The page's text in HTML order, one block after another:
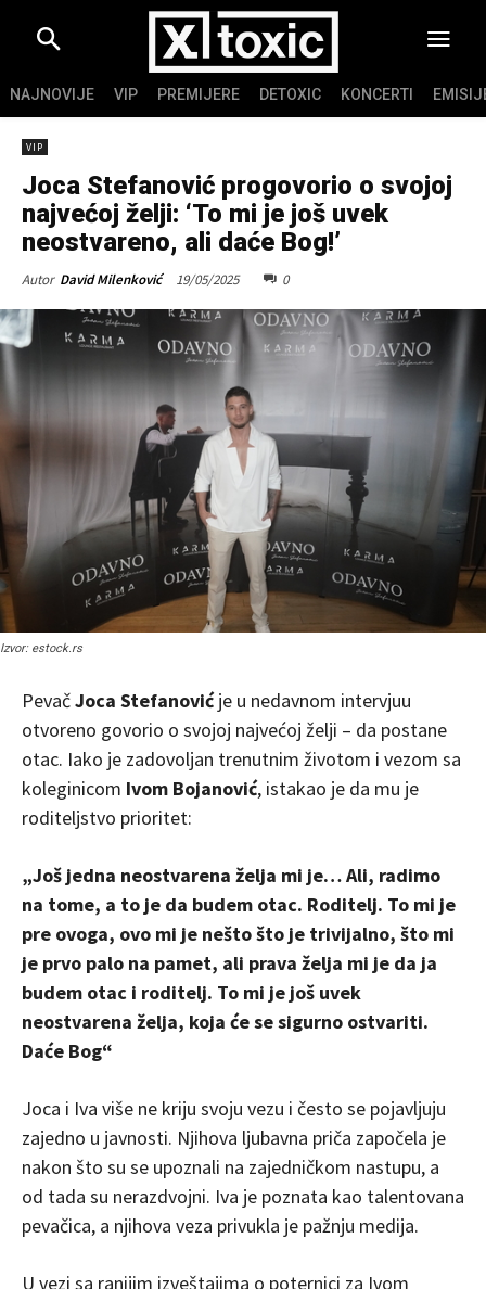
NAJNOVIJE VIP PREMIJERE DETOXIC KONCERTI
VIP
Joca Stefanović progovorio o svojoj
najvećoj želji: ‘To mi je još uvek
neostvareno, ali daće Bog!’
Autor David Milenković 19/05/2025 0
Izvor: estock.rs
PevačJoca Stefanovićje u nedavnom intervjuu
otvoreno govorio o svojoj najvećoj želji – da postane
otac. Iako je zadovoljan trenutnim životom i vezom sa
koleginicom Ivom Bojanović, istakao je da mu je
roditeljstvo prioritet:
„Još jedna neostvarena želja mi je… Ali, radimo
na tome, a to je da budem otac. Roditelj. To mi je
pre ovoga, ovo mi je nešto što je trivijalno, što mi
je prvo palo na pamet, ali prava želja mi je da ja
budem otac i roditelj. To mi je još uvek
neostvarena želja, koja će se sigurno ostvariti.
Daće Bog“
Joca i Iva više ne kriju svoju vezu i često se pojavljuju
zajedno u javnosti. Njihova ljubavna priča započela je
nakon što su se upoznali na zajedničkom nastupu, a
od tada su nerazdvojni. Iva je poznata kao talentovana
pevačica, a njihova veza privukla je pažnju medija.
U vezi sa ranijim izveštajima o poternici za Ivom